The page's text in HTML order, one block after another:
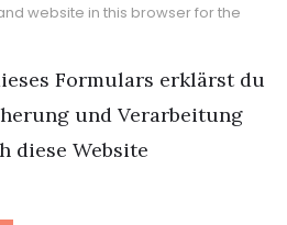
website in this browser for the
Formulars erklärst du
und Verarbeitung
diese Website